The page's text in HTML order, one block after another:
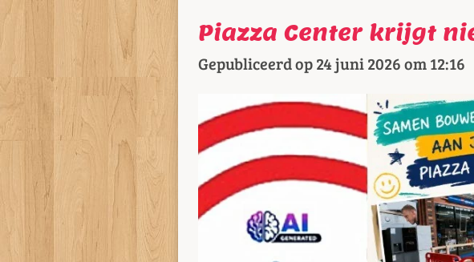
Piazza Center krijgt
Gepubliceerd op 24 juni 2026 om 12:16